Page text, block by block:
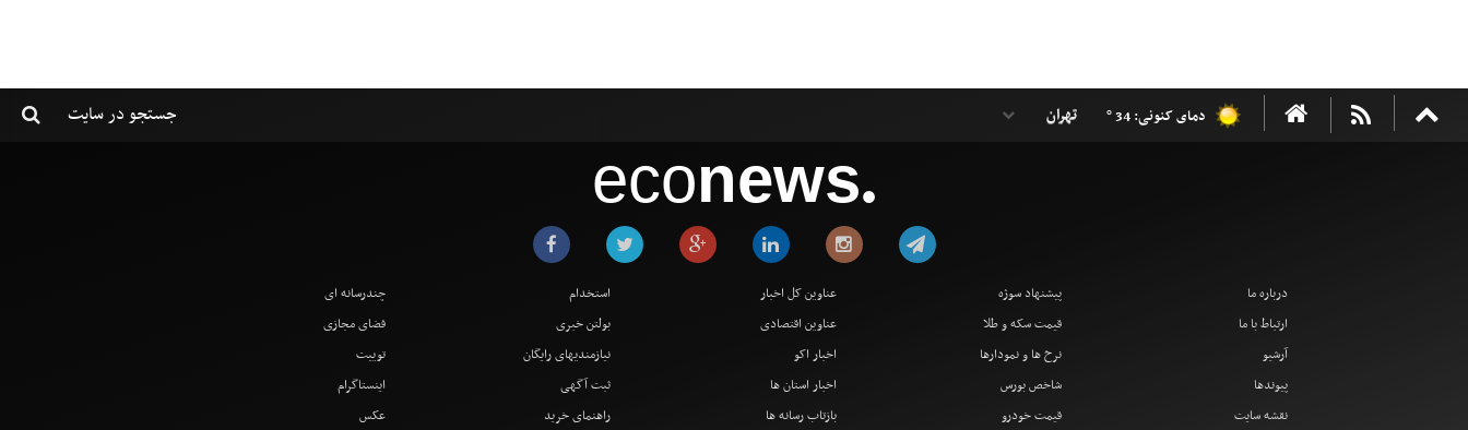
دمای کنونی: 34 °
econews●
درباره ما
ارتباط با ما
آرشیو
پیوندها
نقشه سایت
پیشنهاد سوژه
قیمت سکه و طلا
نرخ ها و نمودارها
شاخص بورس
قیمت خودرو
عناوین کل اخبار
عناوین اقتصادی
اخبار اکو
اخبار استان ها
بازتاب رسانه ها
استخدام
بولتن خبری
نیازمندیهای رایگان
ثبت آگهی
راهنمای خرید
چندرسانه ای
فضای مجازی
توییت
اینستاگرام
عکس